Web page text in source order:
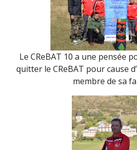
Le CReBAT 10 a une pensée
quitter le CReBAT pour cause
membre de sa